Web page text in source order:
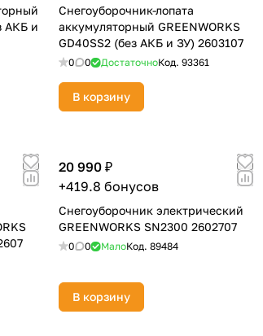
АКБ и
Снегоуборочник-лопата
аккумуляторный GREENWORKS
GD40SS2 (без АКБ и ЗУ) 2603107
0 0 ДостаточноКод. 93361
В корзину
20 990 ₽
+419.8 бонусов
Снегоуборочник электрический
GREENWORKS SN2300 2602707
0 0 МалоКод. 89484
В корзину